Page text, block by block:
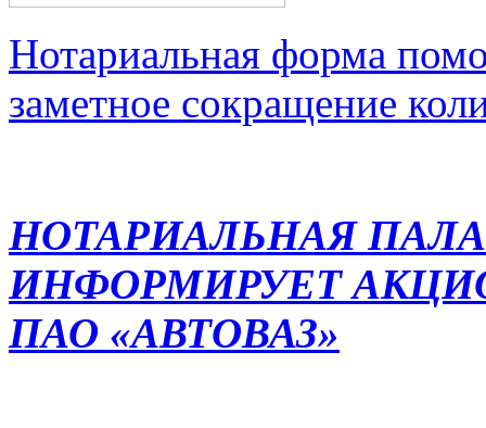
Нотариальная форма
заметное сокращение
НОТАРИАЛЬНАЯ
ИНФОРМИРУЕТ
ПАО «АВТОВАЗ»